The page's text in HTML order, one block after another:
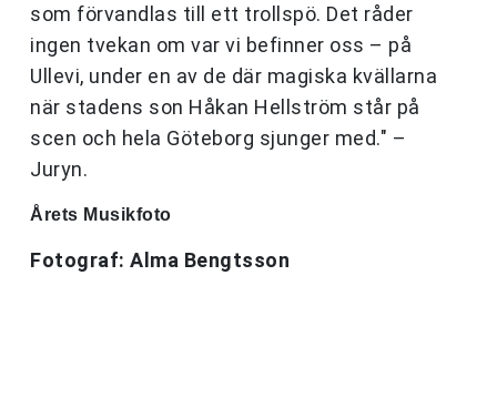
som förvandlas till ett trollspö. Det råder
ingen tvekan om var vi befinner oss – på
Ullevi, under en av de där magiska kvällarna
när stadens son Håkan Hellström står på
scen och hela Göteborg sjunger med." –
Juryn.
Årets Musikfoto
Fotograf: Alma Bengtsson